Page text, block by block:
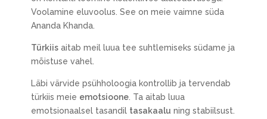
Voolamine eluvoolus. See on meie vaimne süda
Ananda Khanda.
Türkiisaitab meil luua tee suhtlemiseks südame ja
mõistuse vahel.
Läbi värvide psühholoogia kontrollib ja tervendab
türkiis meie emotsioone. Ta aitab luua
emotsionaalsel tasandil tasakaalu ning stabiilsust.